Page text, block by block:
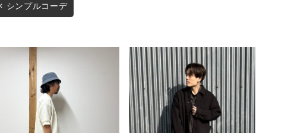
WEB限定
在庫なし含む
シンプルコーデ